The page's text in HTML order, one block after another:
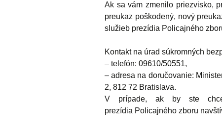
Ak sa vám zmenilo priezvisko,
preukaz poškodený, nový
služieb prezídia Policajného
Kontakt na úrad súkromných
– telefón: 09610/50551,
–adresa na doručovanie:
2, 812 72 Bratislava.
V prípade, ak by ste
prezídia Policajného zboru